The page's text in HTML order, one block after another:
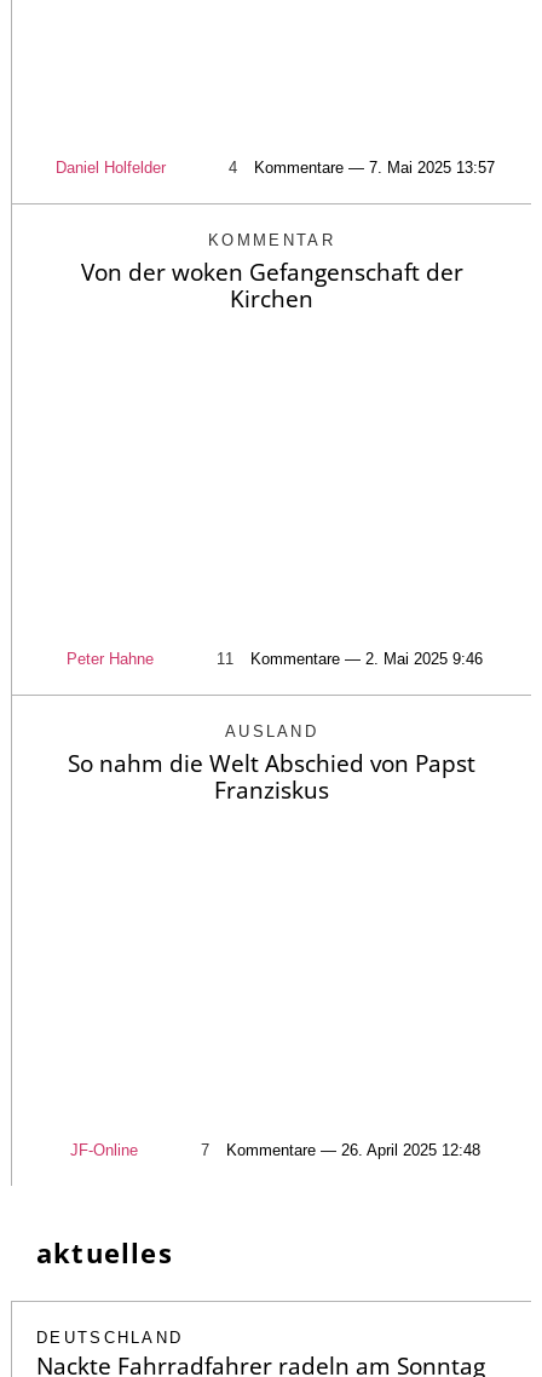
Daniel Holfelder 4 Kommentare — 7. Mai 2025 13:57
KOMMENTAR
Von der woken Gefangenschaft der
Kirchen
Peter Hahne 11 Kommentare — 2. Mai 2025 9:46
AUSLAND
So nahm die Welt Abschied von Papst
Franziskus
JF-Online 7 Kommentare — 26. April 2025 12:48
aktuelles
DEUTSCHLAND
Nackte Fahrradfahrer radeln am Sonntag